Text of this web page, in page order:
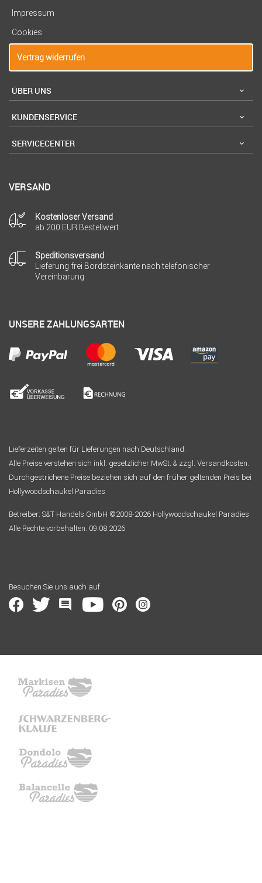
Impressum
Cookies
Vertrag widerrufen
ÜBER UNS
KUNDENSERVICE
SERVICECENTER
VERSAND
Kostenloser Versand
ab 200 EUR Bestellwert
Speditionsversand
Lieferung frei Bordsteinkante nach telefonischer
Vereinbarung
UNSERE ZAHLUNGSARTEN
Lieferzeiten gelten für Lieferungen nach Deutschland.
Alle Preise verstehen sich inkl. gesetzlicher MwSt. & zzgl. Versandkosten.
Durchgestrichene Preise beziehen sich auf den früher geltenden Preis bei
Hollywoodschaukel Paradies
Betreiber: S&T Handels GmbH ©2008-2026 Hollywoodschaukel Paradies
Alle Rechte vorbehalten. 09.08.2026
Besuchen Sie uns auch auf